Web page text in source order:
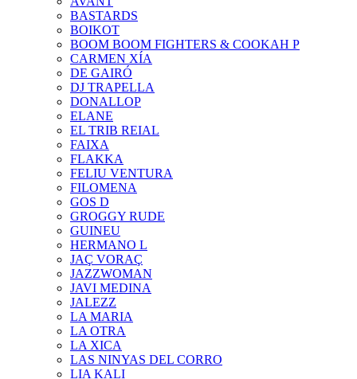
BASTARDS
BOIKOT
BOOM BOOM FIGHTERS & COOKAH P
CARMEN XÍA
DE GAIRÓ
DJ TRAPELLA
DONALLOP
ELANE
EL TRIB REIAL
FAIXA
FLAKKA
FELIU VENTURA
FILOMENA
GOS D
GROGGY RUDE
GUINEU
HERMANO L
JAÇ VORAÇ
JAZZWOMAN
JAVI MEDINA
JALEZZ
LA MARIA
LA OTRA
LA XICA
LAS NINYAS DEL CORRO
LIA KALI